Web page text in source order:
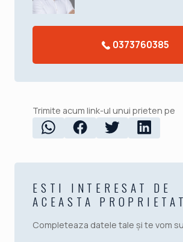
0373760385
Trimite acum link-ul unui prieten pe
ESTI INTERESAT DE
ACEASTA
Completeaza datele tale și te vom